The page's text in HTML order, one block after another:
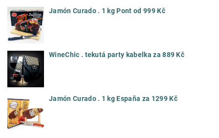
Jamón Curado . 1 kg Pont od 999 Kč
WineChic . tekutá party kabelka za 889 Kč
Jamón Curado . 1 kg España za 1299 Kč